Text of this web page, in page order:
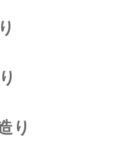
造り
造り
造り